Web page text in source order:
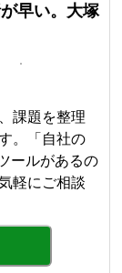
早い。大塚
課題を整理
。「自社の
ールがあるの
軽にご相談